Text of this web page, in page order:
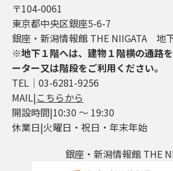
〒104-0061
東京都中央区銀座5-6-7
銀座・新潟情報館 THE NIIGATA 地
※地下１階へは、建物１階横の通路
ーター又は階段をご利用ください。
TEL│03-6281-9256
MAIL|こちらから
開設時間|10:30 ～ 19:30
休業日|火曜日・祝日・年末年始
銀座・新潟情報館 THE